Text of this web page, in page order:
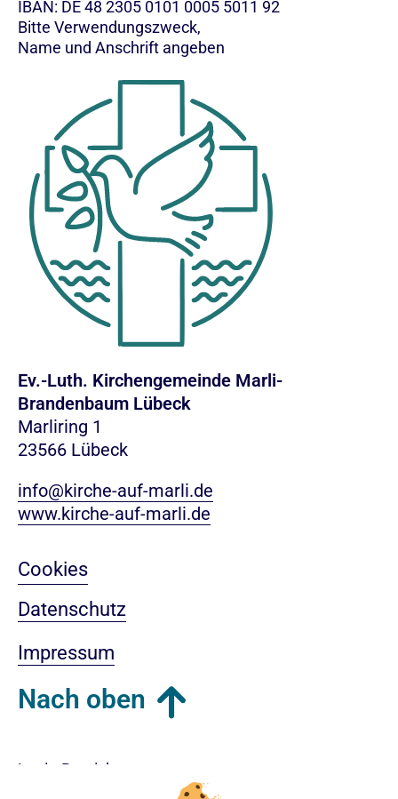
IBAN: DE 48 2305 0101 0005 5011 92
Bitte Verwendungszweck,
Name und Anschrift angeben
Ev.-Luth. Kirchengemeinde Marli-
Brandenbaum Lübeck
Marliring 1
23566 Lübeck
info@kirche-auf-marli.de
www.kirche-auf-marli.de
Cookies
Datenschutz
Impressum
Nach oben
Login-Bereich